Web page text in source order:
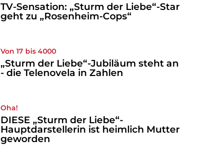
TV-Sensation: „Sturm der Liebe“-Star
geht zu „Rosenheim-Cops“
Von 17 bis 4000
„Sturm der Liebe“-Jubiläum steht an
- die Telenovela in Zahlen
Oha!
DIESE „Sturm der Liebe“-
Hauptdarstellerin ist heimlich Mutter
geworden